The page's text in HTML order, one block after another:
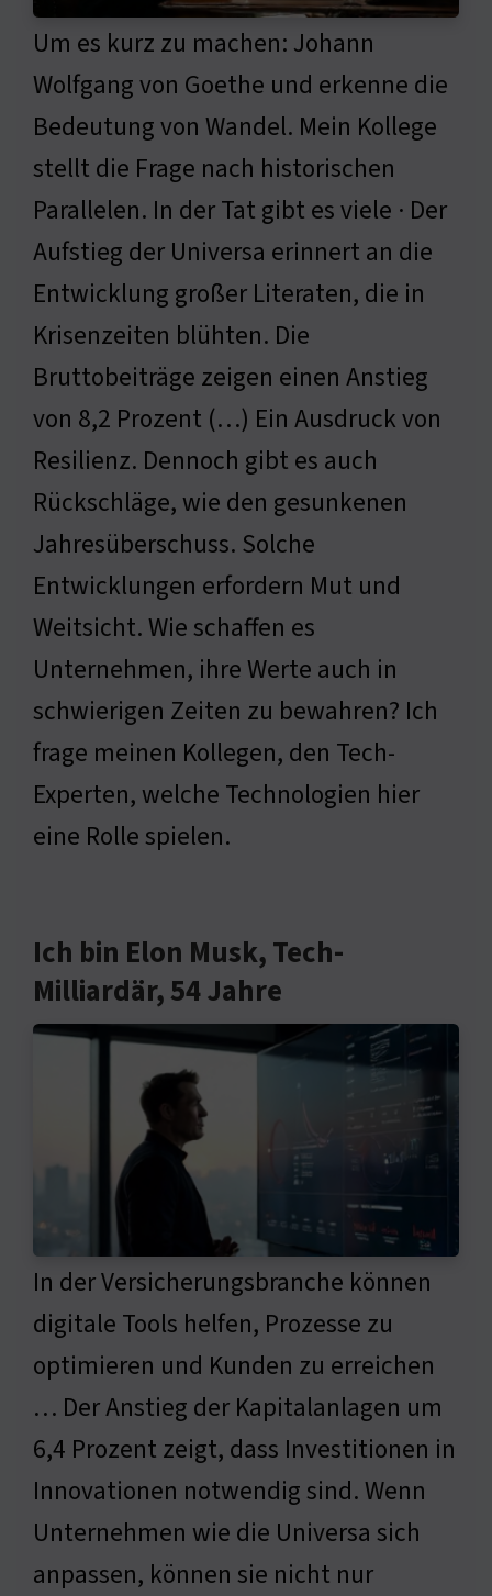
Um es kurz zu machen: Johann
Wolfgang von Goethe und erkenne die
Bedeutung von Wandel. Mein Kollege
stellt die Frage nach historischen
Parallelen. In der Tat gibt es viele · Der
Aufstieg der Universa erinnert an die
Entwicklung großer Literaten, die in
Krisenzeiten blühten. Die
Bruttobeiträge zeigen einen Anstieg
von 8,2 Prozent (…) Ein Ausdruck von
Resilienz. Dennoch gibt es auch
Rückschläge, wie den gesunkenen
Jahresüberschuss. Solche
Entwicklungen erfordern Mut und
Weitsicht. Wie schaffen es
Unternehmen, ihre Werte auch in
schwierigen Zeiten zu bewahren? Ich
frage meinen Kollegen, den Tech-
Experten, welche Technologien hier
eine Rolle spielen.
Ich bin Elon Musk, Tech-
Milliardär, 54 Jahre
In der Versicherungsbranche können
digitale Tools helfen, Prozesse zu
optimieren und Kunden zu erreichen
… Der Anstieg der Kapitalanlagen um
6,4 Prozent zeigt, dass Investitionen in
Innovationen notwendig sind. Wenn
Unternehmen wie die Universa sich
anpassen, können sie nicht nur